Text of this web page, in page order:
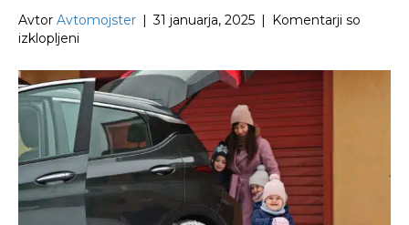
Avtor Avtomojster | 31 januarja, 2025 | Komentarji so
izklopljeni
ni
pametno
“zvoziti”
starih
zimskih
pnevmatik